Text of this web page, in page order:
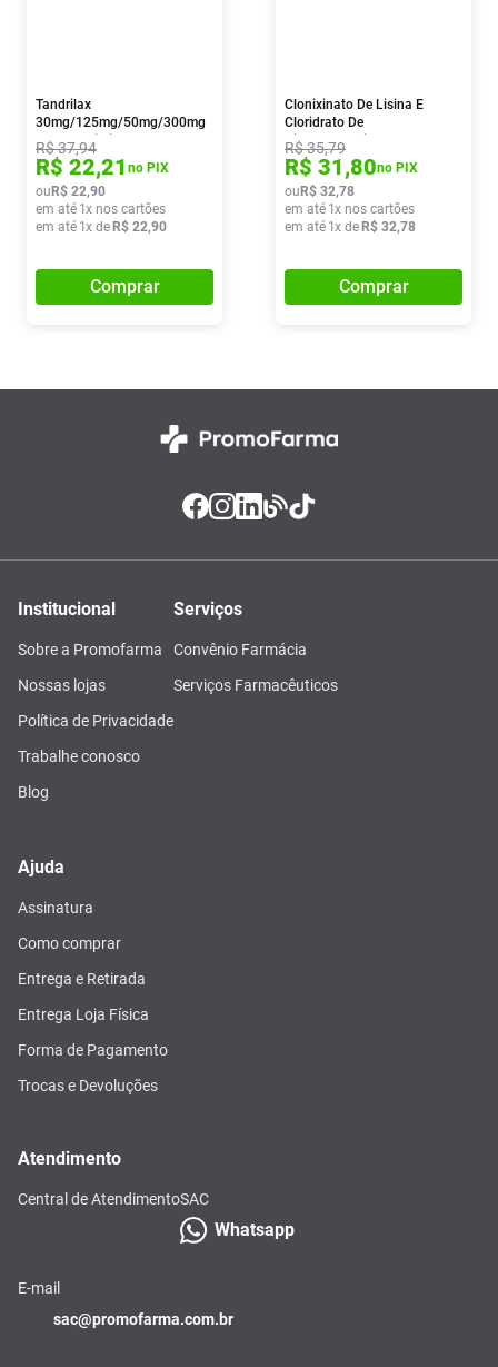
Tandrilax
30mg/125mg/50mg/300mg
30 Comprimidos
R$37,94
R$ 22,21 no PIX
ou R$ 22,90
em até 1x nos cartões
em até 1x de R$ 22,90
Comprar
Clonixinato De Lisina E
Cloridrato De
Ciclobenzaprina 15
Comprimidos Revestidos Ems
R$35,79
R$ 31,80no PIX
ou R$ 32,78
em até 1x nos cartões
em até 1x de R$ 32,78
Comprar
Institucional
Sobre a Promofarma
Nossas lojas
Política de Privacidade
Trabalhe conosco
Blog
Serviços
Convênio Farmácia
Serviços Farmacêuticos
Ajuda
Assinatura
Como comprar
Entrega e Retirada
Entrega Loja Física
Forma de Pagamento
Trocas e Devoluções
Atendimento
Central de AtendimentoSAC
Whatsapp
E-mail
sac@promofarma.com.br